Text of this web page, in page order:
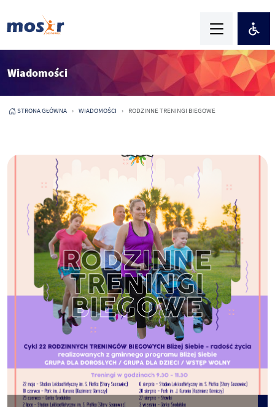
Wiadomości
STRONA GŁÓWNA WIADOMOŚCI RODZINNE TRENINGI BIEGOWE